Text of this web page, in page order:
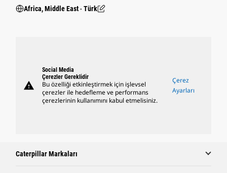
Africa, Middle East ‧ Türk
warning
Social Media
Çerezler Gereklidir
Bu özelliği etkinleştirmek için işlevsel
çerezler ile hedefleme ve performans
çerezlerinin kullanımını kabul etmelisiniz.
Çerez
Ayarları
Caterpillar Markaları